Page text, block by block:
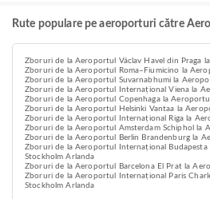
Rute populare pe aeroporturi către
Zboruri de la Aeroportul Václav Havel din Praga
Zboruri de la Aeroportul Roma–Fiumicino la
Zboruri de la Aeroportul Suvarnabhumi la
Zboruri de la Aeroportul Internațional Viena la
Zboruri de la Aeroportul Copenhaga la
Zboruri de la Aeroportul Helsinki Vantaa la
Zboruri de la Aeroportul Internațional Riga la
Zboruri de la Aeroportul Amsterdam Schiphol la
Zboruri de la Aeroportul Berlin Brandenburg la
Zboruri de la Aeroportul Internațional Budapesta
Stockholm Arlanda
Zboruri de la Aeroportul Barcelona El Prat la
Zboruri de la Aeroportul Internațional Paris
Stockholm Arlanda